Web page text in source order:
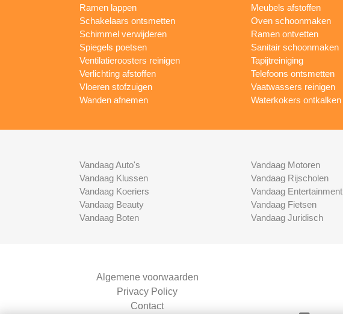
Ramen lappen
Schakelaars ontsmetten
Schimmel verwijderen
Spiegels poetsen
Ventilatieroosters reinigen
Verlichting afstoffen
Vloeren stofzuigen
Wanden afnemen
Meubels afstoffen
Oven schoonmaken
Ramen ontvetten
Sanitair schoonmaken
Tapijtreiniging
Telefoons ontsmetten
Vaatwassers reinigen
Waterkokers ontkalken
Vandaag Auto's
Vandaag Klussen
Vandaag Koeriers
Vandaag Beauty
Vandaag Boten
Vandaag Motoren
Vandaag Rijscholen
Vandaag Entertainment
Vandaag Fietsen
Vandaag Juridisch
Algemene voorwaarden
Privacy Policy
Contact